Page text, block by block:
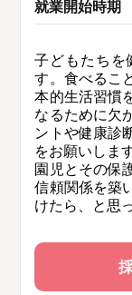
就業開始時期
子どもたちを
す。食べるこ
本的生活習慣
なるために欠
ントや健康診
をお願いします
園児とその保
信頼関係を築
けたら、と思